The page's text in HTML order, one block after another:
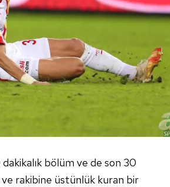
bölüm ve de son 30
rakibine üstünlük kuran bir